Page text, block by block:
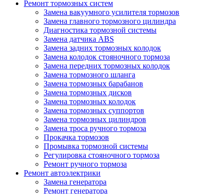
Ремонт тормозных систем
Замена вакуумного усилителя тормозов
Замена главного тормозного цилиндра
Диагностика тормозной системы
Замена датчика ABS
Замена задних тормозных колодок
Замена колодок стояночного тормоза
Замена передних тормозных колодок
Замена тормозного шланга
Замена тормозных барабанов
Замена тормозных дисков
Замена тормозных колодок
Замена тормозных суппортов
Замена тормозных цилиндров
Замена троса ручного тормоза
Прокачка тормозов
Промывка тормозной системы
Регулировка стояночного тормоза
Ремонт ручного тормоза
Ремонт автоэлектрики
Замена генератора
Ремонт генератора